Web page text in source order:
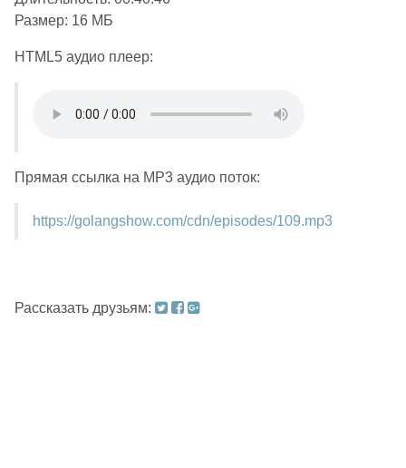
Размер: 16 МБ
HTML5 аудио плеер:
Прямая ссылка на MP3 аудио поток:
https://golangshow.com/cdn/episodes/109.mp3
Рассказать друзьям: